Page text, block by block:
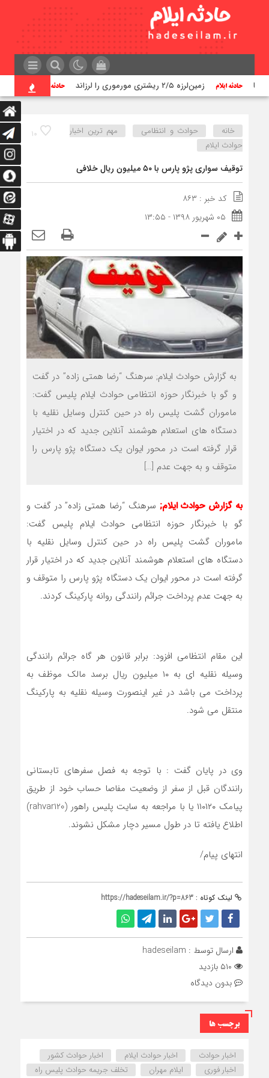
زمین‌لرزه ۲/۵ ریشتری مورموری را لرزاند ۹۳ نقطه در استان ایلام مورد تهاجم قرار گرفته است
۱۰ خانه حوادث و انتظامی
مهم ترین اخبار
حوادث ایلام
توقیف سواری پژو پارس با ۵۰ میلیون ریال خلافی
کد خبر : ۸۶۳
۰۵ شهریور ۱۳۹۸ - ۱۳:۵۵
به گزارش حوادث ایلام; سرهنگ “رضا همتی زاده” در گفت
و گو با خبرنگار حوزه انتظامی حوادث ایلام پلیس گفت:
ماموران گشت پلیس راه در حین کنترل وسایل نقلیه با
دستگاه های استعلام هوشمند آنلاین جدید که در اختیار
قرار گرفته است در محور ایوان یک دستگاه پژو پارس را
متوقف و به جهت عدم […]
به گزارش حوادث ایلام; سرهنگ “رضا همتی زاده” در گفت و
گو با خبرنگار حوزه انتظامی حوادث ایلام پلیس گفت:
ماموران گشت پلیس راه در حین کنترل وسایل نقلیه با
دستگاه های استعلام هوشمند آنلاین جدید که در اختیار قرار
گرفته است در محور ایوان یک دستگاه پژو پارس را متوقف و
به جهت عدم پرداخت جرائم رانندگی روانه پارکینگ کردند.
این مقام انتظامی افزود: برابر قانون هر گاه جرائم رانندگی
وسیله نقلیه ای به ۱۰ میلیون ریال برسد مالک موظف به
پرداخت می باشد در غیر اینصورت وسیله نقلیه به پارکینگ
منتقل می شود.
وی در پایان گفت : با توجه به فصل سفرهای تابستانی
رانندگان قبل از سفر از وضعیت مفاصا حساب خود از طریق
پیامک ۱۱۰۱۲۰ یا با مراجعه به سایت پلیس راهور (rahvar120)
اطلاع یافته تا در طول مسیر دچار مشکل نشوند.
انتهای پیام/
لینک کوتاه : https://hadeseilam.ir/?p=863
ارسال توسط : hadeseilam
بدون دیدگاه
برچسب ها
اخبار حوادث اخبار حوادث ایلام
اخبار حوادث کشور
اخبار فوری
ایلام مهران
تخلف جریمه حوادث پلیس راه